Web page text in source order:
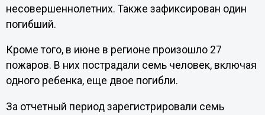
несовершеннолетних. Также зафиксирован один
погибший.
Кроме того, в июне в регионе произошло 27
пожаров. В них пострадали семь человек, включая
одного ребенка, еще двое погибли.
За отчетный период зарегистрировали семь